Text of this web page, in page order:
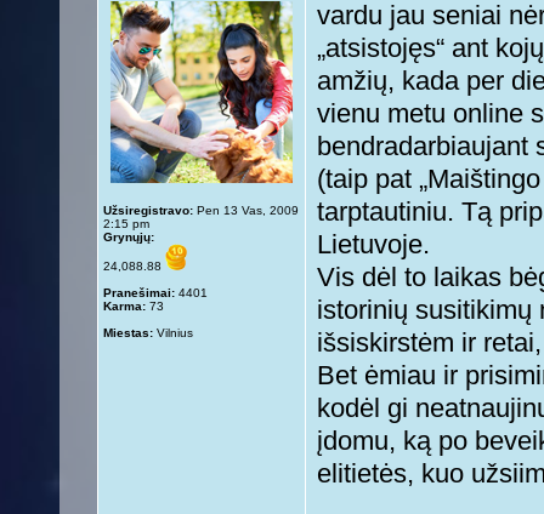
Užsiregistravo: Pen 13 Vas, 2009
2:15 pm
Grynųjų:
24,088.88
Pranešimai: 4401
Karma: 73
Miestas: Vilnius
vardu jau seniai
„atsistojęs“ ant
amžių, kada per
vienu metu online
bendradarbiaujant
(taip pat
tarptautiniu. Tą
Lietuvoje.
Vis dėl to laikas
istorinių susitikimų
išsiskirstėm ir
Bet ėmiau ir
kodėl gi
įdomu, ką po
elitietės, kuo